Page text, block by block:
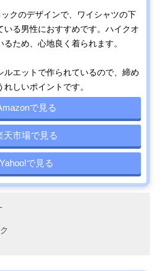
クのデザインで、ワイシャツの下
いる男性におすすめです。ハイクオ
ため、心地良く着られます。
ルエットで作られているので、締め
しいポイントです。
で見る
天市場で見る
Yahoo!で見る